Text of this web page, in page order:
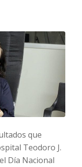
que
Teodoro J.
Día Nacional